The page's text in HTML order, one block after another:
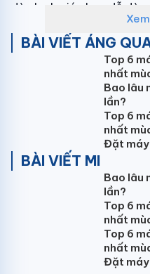
dàn lạnh giúp bạn dễ
Với công suất điều hòa
Nagakawa NP-A50DH+
tích: 80-90m2, như
showroom, shop thời
Điều hòa
cuộc sống 4 mùa
Máy điều hòa tủ đứng
NPA50DH mang đến
Mát lạnh vào mùa hè,
- Cửa gió thổi mạnh mẽ
BÀI VIẾT ÁNG
Top 6
nhất
Bao lâu
lần?
Top 6
nhất
Đặt máy
BÀI VIẾT MI
Bao lâu
lần?
Top 6
nhất
Top 6
nhất
Đặt máy